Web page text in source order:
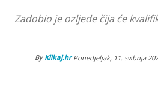
Zadobio je ozljede čija će
By Klikaj.hr Ponedjeljak, 11. svibnja